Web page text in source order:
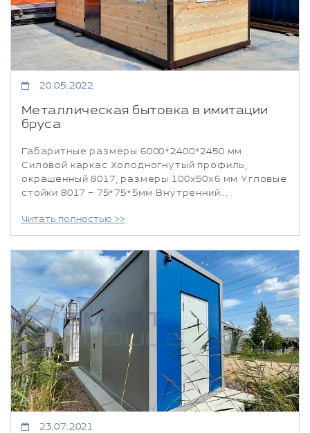
20.05.2022
Металлическая бытовка в имитации
бруса
Габаритные размеры 6000*2400*2450 мм.
Силовой каркас Холодногнутый профиль,
окрашенный 8017, размеры 100х50х6 мм Угловые
стойки 8017 – 75*75*5мм Внутренний...
Читать полностью >>
23.07.2021